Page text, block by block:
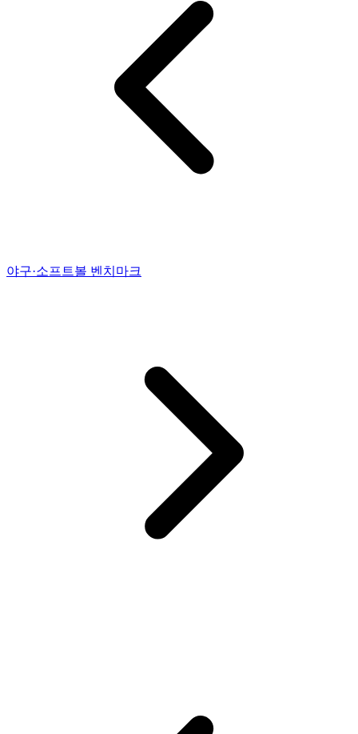
야구·소프트볼 벤치마크